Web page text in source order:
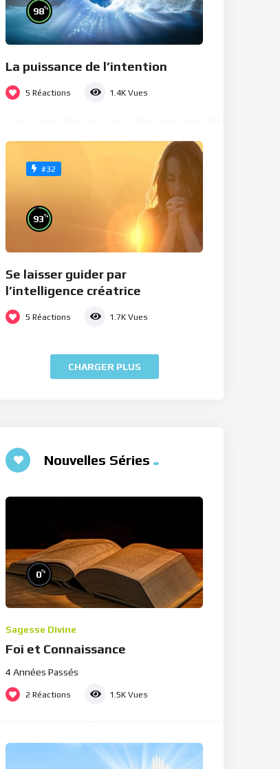
98%
La puissance de l’intention
5 Réactions 1.4K Vues
#32
93%
Se laisser guider par
l’intelligence créatrice
5 Réactions 1.7K Vues
CHARGER PLUS
Nouvelles Séries
0%
Sagesse Divine
Foi et Connaissance
4 Années Passés
2 Réactions 1.5K Vues